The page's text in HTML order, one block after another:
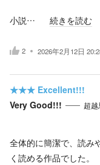
小説… 続きを読む
2 2026年2月12日
★★★ Excellent!!!
Very Good!!!
超
全体的に簡潔で、読み
く読める作品でした。